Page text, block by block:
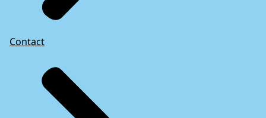
Contact